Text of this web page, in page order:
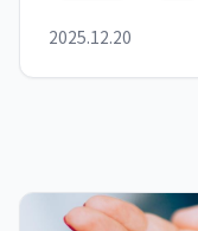
2025.12.20